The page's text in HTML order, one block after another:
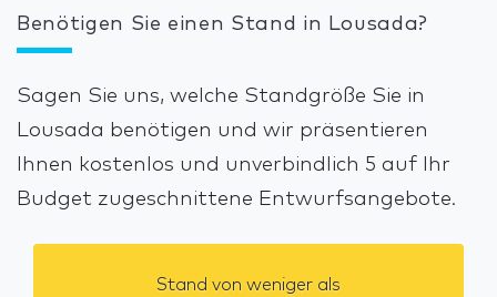
Benötigen Sie einen Stand in Lousada?
Sagen Sie uns, welche Standgröße Sie in
Lousada benötigen und wir präsentieren
Ihnen kostenlos und unverbindlich 5 auf Ihr
Budget zugeschnittene Entwurfsangebote.
Stand von weniger als